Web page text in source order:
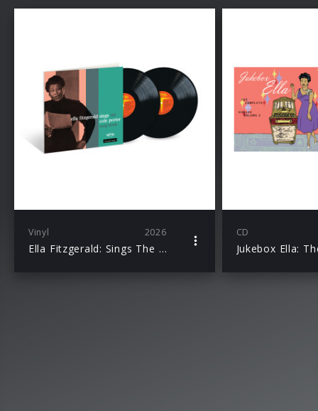
Vinyl 2026
Ella Fitzgerald: Sings The Cole Porter Song Book (Acoustic Sounds)
CD